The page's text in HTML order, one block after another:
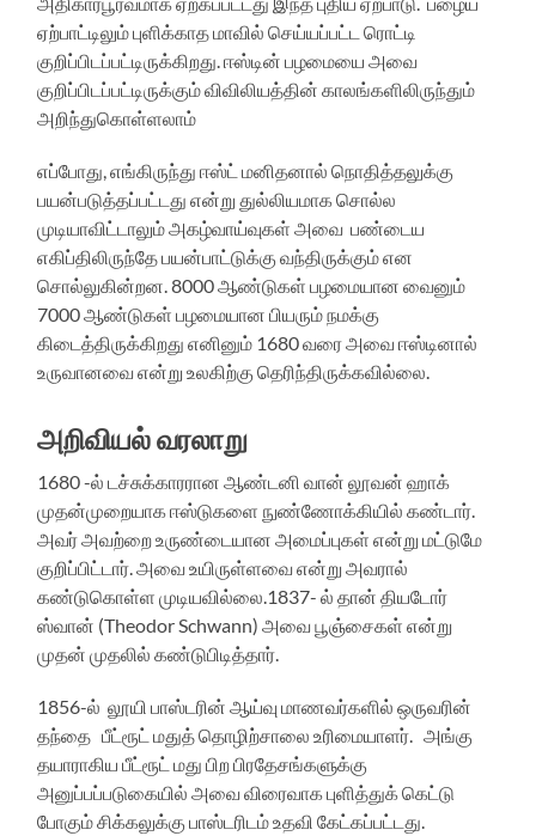
ஏற்பாட்டிலும் புளிக்காத மாவில் செய்யப்பட்ட ரொட்டி
குறிப்பிடப்பட்டிருக்கிறது. ஈஸ்டின் பழமையை அவை
குறிப்பிடப்பட்டிருக்கும் விவிலியத்தின் காலங்களிலிருந்தும்
அறிந்துகொள்ளலாம்
எப்போது, எங்கிருந்து ஈஸ்ட் மனிதனால் நொதித்தலுக்கு
பயன்படுத்தப்பட்டது என்று துல்லியமாக சொல்ல
முடியாவிட்டாலும் அகழ்வாய்வுகள் அவை பண்டைய
எகிப்திலிருந்தே பயன்பாட்டுக்கு வந்திருக்கும் என
சொல்லுகின்றன. 8000 ஆண்டுகள் பழமையான வைனும்
7000 ஆண்டுகள் பழமையான பியரும் நமக்கு
கிடைத்திருக்கிறது எனினும் 1680 வரை அவை ஈஸ்டினால்
உருவானவை என்று உலகிற்கு தெரிந்திருக்கவில்லை.
அறிவியல் வரலாறு
1680 -ல் டச்சுக்காரரான ஆண்டனி வான் லூவன் ஹாக்
முதன்முறையாக ஈஸ்டுகளை நுண்ணோக்கியில் கண்டார்.
அவர் அவற்றை உருண்டையான அமைப்புகள் என்று மட்டுமே
குறிப்பிட்டார். அவை உயிருள்ளவை என்று அவரால்
கண்டுகொள்ள முடியவில்லை.1837- ல் தான் தியடோர்
ஸ்வான் (Theodor Schwann) அவை பூஞ்சைகள் என்று
முதன் முதலில் கண்டுபிடித்தார்.
1856-ல் லூயி பாஸ்டரின் ஆய்வு மாணவர்களில் ஒருவரின்
தந்தை பீட்ரூட் மதுத் தொழிற்சாலை உரிமையாளர். அங்கு
தயாராகிய பீட்ரூட் மது பிற பிரதேசங்களுக்கு
அனுப்பப்படுகையில் அவை விரைவாக புளித்துக் கெட்டு
போகும் சிக்கலுக்கு பாஸ்டரிடம் உதவி கேட்கப்பட்டது.